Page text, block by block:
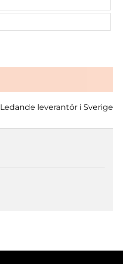
Ledande leverantör i Sverige